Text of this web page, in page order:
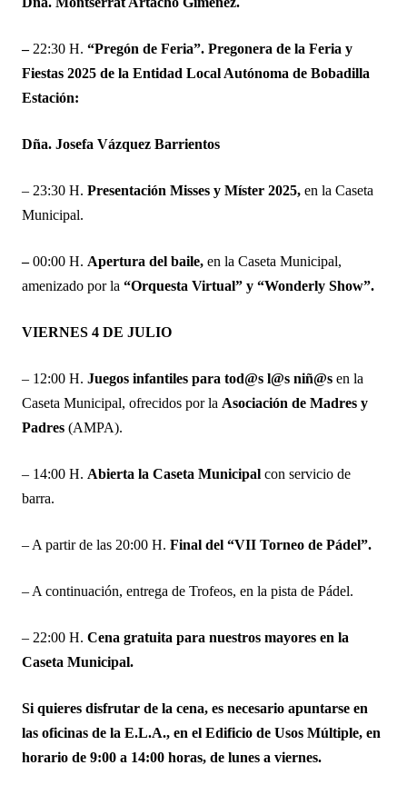
– 22:30 H. “Pregón de Feria”. Pregonera de la Feria y
Fiestas 2025 de la Entidad Local Autónoma de Bobadilla
Estación:
Dña. Josefa Vázquez Barrientos
– 23:30 H. Presentación Misses y Míster 2025, en la Caseta
Municipal.
–00:00 H. Apertura del baile, en la Caseta Municipal,
amenizado por la “Orquesta Virtual” y “Wonderly Show”.
VIERNES 4 DE JULIO
– 12:00 H. Juegos infantiles para tod@s l@s niñ@s en la
Caseta Municipal, ofrecidos por la Asociación de Madres y
Padres (AMPA).
– 14:00 H. Abierta la Caseta Municipal con servicio de
barra.
– A partir de las 20:00 H. Final del “VII Torneo de Pádel”.
– A continuación, entrega de Trofeos, en la pista de Pádel.
– 22:00 H. Cena gratuita para nuestros mayores en la
Caseta Municipal.
Si quieres disfrutar de la cena, es necesario apuntarse en
las oficinas de la E.L.A., en el Edificio de Usos Múltiple, en
horario de 9:00 a 14:00 horas, de lunes a viernes.